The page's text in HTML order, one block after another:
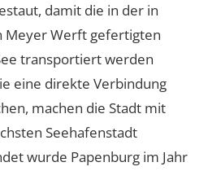
damit die in der in
Meyer Werft gefertigten
transportiert werden
eine direkte Verbindung
machen die Stadt mit
Seehafenstadt
wurde Papenburg im Jahr